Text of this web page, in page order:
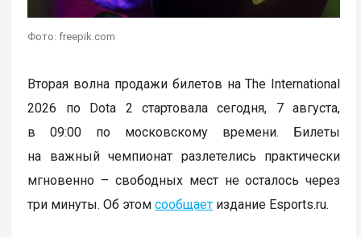
Фото: freepik.com
Вторая волна продажи билетов на The International
2026 по Dota 2 стартовала сегодня, 7 августа,
в 09:00 по московскому времени. Билеты
на важный чемпионат разлетелись практически
мгновенно – свободных мест не осталось через
три минуты. Об этомсообщает издание Esports.ru.